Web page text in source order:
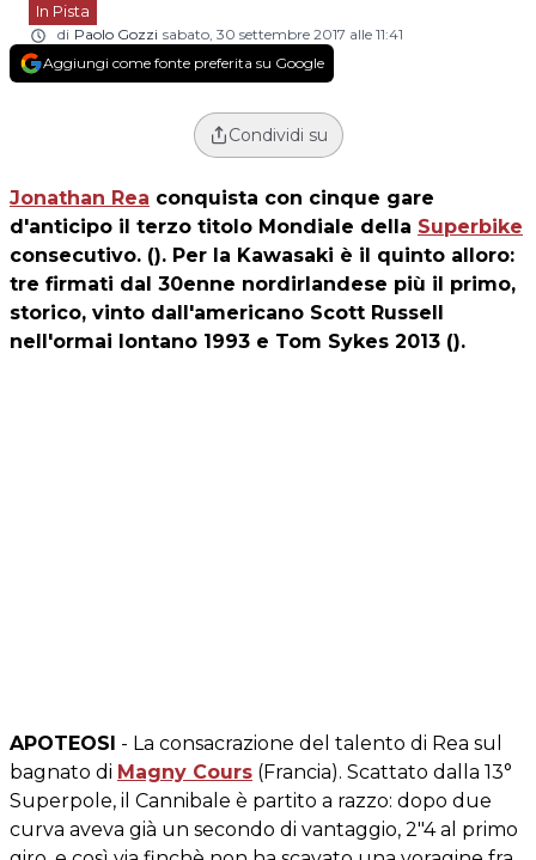
In Pista
di Paolo Gozzi sabato, 30 settembre 2017 alle 11:41
Aggiungi come fonte preferita su Google
Condividi su
Jonathan Rea conquista con cinque gare
d'anticipo il terzo titolo Mondiale della Superbike
consecutivo. (). Per la Kawasaki è il quinto alloro:
tre firmati dal 30enne nordirlandese più il primo,
storico, vinto dall'americano Scott Russell
nell'ormai lontano 1993 e Tom Sykes 2013 ().
APOTEOSI - La consacrazione del talento di Rea sul
bagnato di Magny Cours (Francia). Scattato dalla 13°
Superpole, il Cannibale è partito a razzo: dopo due
curva aveva già un secondo di vantaggio, 2"4 al primo